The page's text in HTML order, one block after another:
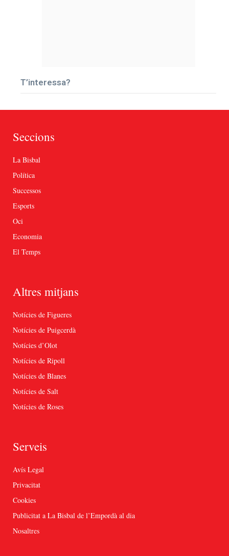
T’interessa?
Seccions
La Bisbal
Política
Successos
Esports
Oci
Economia
El Temps
Altres mitjans
Notícies de Figueres
Notícies de Puigcerdà
Notícies d’Olot
Notícies de Ripoll
Notícies de Blanes
Notícies de Salt
Notícies de Roses
Serveis
Avís Legal
Privacitat
Cookies
Publicitat a La Bisbal de l’Empordà al dia
Nosaltres